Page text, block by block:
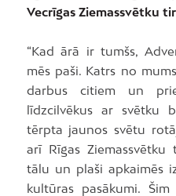
Vecrīgas Ziemassvētku
“Kad ārā ir tumšs,
mēs paši. Katrs no
darbus citiem un
līdzcilvēkus ar svētku
tērpta jaunos svētu
arī Rīgas Ziemassvētku
tālu un plaši apkaimēs
kultūras pasākumi.